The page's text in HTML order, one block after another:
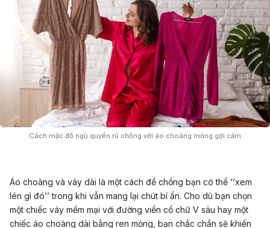
Cách mặc đồ ngủ quyến rũ chồng với áo choàng mỏng gợi cảm
Áo choàng và váy dài là một cách để chồng bạn có thể ‘’xem
lén gì đó’’ trong khi vẫn mang lại chút bí ẩn. Cho dù bạn chọn
một chiếc váy mềm mại với đường viền cổ chữ V sâu hay một
chiếc áo choàng dài bằng ren mỏng, bạn chắc chắn sẽ khiến